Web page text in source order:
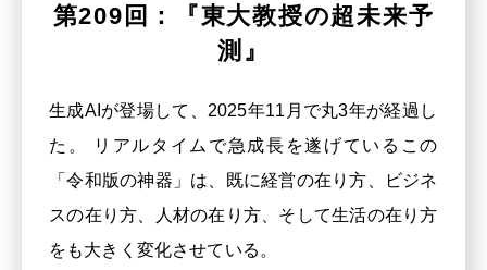
第209回：『東大教授の超未来予
測』
生成AIが登場して、2025年11月で丸3年が経過し
た。 リアルタイムで急成長を遂げているこの
「令和版の神器」は、既に経営の在り方、ビジネ
スの在り方、人材の在り方、そして生活の在り方
をも大きく変化させている。